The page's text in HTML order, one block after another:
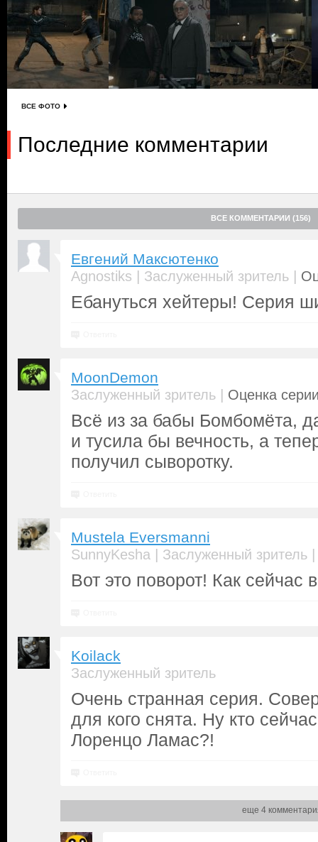
ВСЕ ФОТО
Последние комментарии
ВСЕ КОММЕНТАРИИ (156)
Евгений Максютенко
Agnostiks | Заслуженный зритель |
Ебануться хейтеры! Серия
MoonDemon
Заслуженный зритель | Оценка
Всё из за бабы Бомбомёта,
и тусила бы вечность, а
получил сыворотку.
Mustela Eversmanni
SunnyKesha | Заслуженный зритель
Вот это поворот! Как сейчас
Koilack
Заслуженный зритель
Очень странная серия.
для кого снята. Ну кто
Лоренцо Ламас?!
еще 4